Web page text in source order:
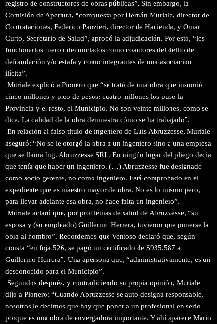
registro de constructores de obras públicas”. Sin embargo, la
Comisión de Apertura, “compuesta por Hernán Muriale, director de
Contrataciones, Federico Panzieri, director de Hacienda, y Omar
Curto, Secretario de Salud”, aprobó la adjudicación. Por esto, “los
funcionarios fueron denunciados como coautores del delito de
defraudación y/o estafa y como integrantes de una asociación
ilícita”.
Muriale explicó a Pionero que “se trató de una obra que insumió
cinco millones y pico de pesos: cuatro millones los puso la
Provincia y el resto, el Municipio. No son veinte millones, como se
dice. La calidad de la obra demuestra cómo se ha trabajado”.
En relación al falso título de ingeniero de Luis Abruzzesse, Muriale
aseguró: “No se le otorgó la obra a un ingeniero sino a una empresa
que se llama Ing. Abruzzesse SRL. En ningún lugar del pliego decía
que tenía que haber un ingeniero. (…) Abruzzesse fue designado
como socio gerente, no como ingeniero. Está comprobado en el
expediente que es maestro mayor de obra. No es lo mismo pero,
para llevar adelante esa obra, no hace falta un ingeniero”.
Muriale aclaró que, por problemas de salud de Abruzzesse, “su
esposa y (su empleado) Guillermo Herrera, tuvieron que ponerse la
obra al hombro”. Recordemos que Ventoso declaró que, según
consta “en foja 526, se pagó un certificado de $935.587 a
Guillermo Herrera”. Una apersona que, “administrativamente, es un
desconocido para el Municipio”.
Segundos después, y contradiciendo su propia opinión, Muriale
dijo a Pionero: “Cuando Abruzzesse se auto-designa responsable,
nosotros le decimos que hay que poner a un profesional en serio
porque es una obra de envergadura importante. Y ahí aparece Mario